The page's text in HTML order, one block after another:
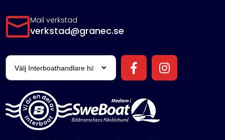
Mail verkstad
verkstad@granec.se